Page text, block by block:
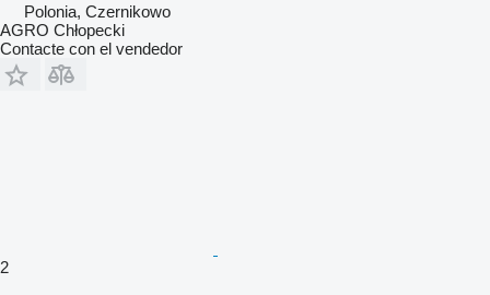
Polonia, Czernikowo
AGRO Chłopecki
Contacte con el vendedor
2